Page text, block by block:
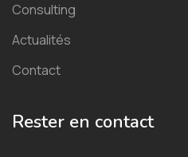
Consulting
Actualités
Contact
Rester en contact